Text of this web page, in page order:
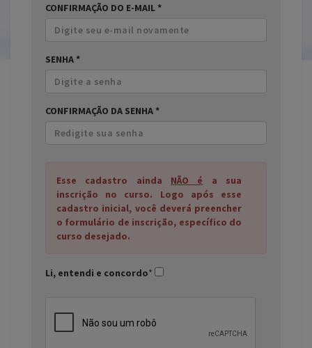
CONFIRMAÇÃO DO E-MAIL *
SENHA *
CONFIRMAÇÃO DA SENHA *
Esse cadastro ainda NÃO é a sua
inscrição no curso. Logo após esse
cadastro inicial, você deverá preencher
o formulário de inscrição, específico do
curso desejado.
Li, entendi e concordo*